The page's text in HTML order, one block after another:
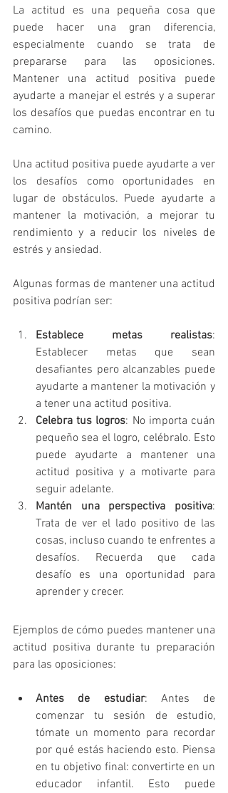
La actitud es una pequeña cosa que
puede hacer una gran diferencia,
especialmente cuando se trata de
prepararse para las oposiciones.
Mantener una actitud positiva puede
ayudarte a manejar el estrés y a superar
los desafíos que puedas encontrar en tu
camino.
Una actitud positiva puede ayudarte a ver
los desafíos como oportunidades en
lugar de obstáculos. Puede ayudarte a
mantener la motivación, a mejorar tu
rendimiento y a reducir los niveles de
estrés y ansiedad.
Algunas formas de mantener una actitud
positiva podrían ser:
Establece metas realistas:
Establecer metas que sean
desafiantes pero alcanzables puede
ayudarte a mantener la motivación y
a tener una actitud positiva.
Celebra tus logros: No importa cuán
pequeño sea el logro, celébralo. Esto
puede ayudarte a mantener una
actitud positiva y a motivarte para
seguir adelante.
Mantén una perspectiva positiva:
Trata de ver el lado positivo de las
cosas, incluso cuando te enfrentes a
desafíos. Recuerda que cada
desafío es una oportunidad para
aprender y crecer.
Ejemplos de cómo puedes mantener una
actitud positiva durante tu preparación
para las oposiciones:
Antes de estudiar: Antes de
comenzar tu sesión de estudio,
tómate un momento para recordar
por qué estás haciendo esto. Piensa
en tu objetivo final: convertirte en un
educador infantil. Esto puede